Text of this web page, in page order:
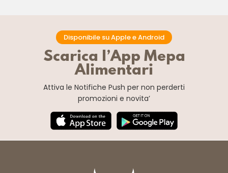
Disponibile su Apple e Android
Scarica l’App Mepa
Alimentari
Attiva le Notifiche Push per non perderti
promozioni e novita’